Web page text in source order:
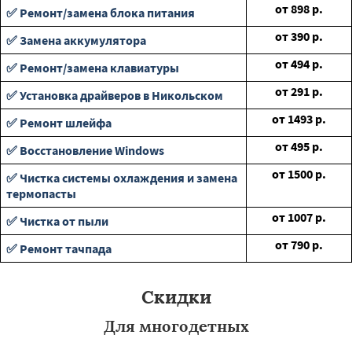
✅ Ремонт/замена блока питания
от898 р.
✅ Замена аккумулятора
от390 р.
✅ Ремонт/замена клавиатуры
от494 р.
✅ Установка драйверов в Никольском
от291 р.
✅ Ремонт шлейфа
от 1493 р.
✅ Восстановление Windows
от495 р.
✅ Чистка системы охлаждения и замена
термопасты
от 1500 р.
✅ Чистка от пыли от 1007 р.
✅ Ремонт тачпада
от790 р.
Скидки
Для многодетных